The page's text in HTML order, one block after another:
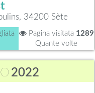
34200 Sète
Pagina visitata 1289
Quante volte
2022